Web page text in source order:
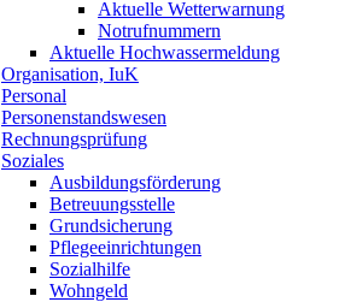
Aktuelle Wetterwarnung
Notrufnummern
Aktuelle Hochwassermeldung
Organisation, IuK
Personal
Personenstandswesen
Rechnungsprüfung
Soziales
Ausbildungsförderung
Betreuungsstelle
Grundsicherung
Pflegeeinrichtungen
Sozialhilfe
Wohngeld